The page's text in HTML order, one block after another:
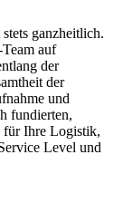
ganzheitlich.
auf
der
der
und
fundierten,
für Ihre Logistik,
Level und